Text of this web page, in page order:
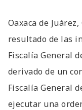
Oaxaca de
resultado de las
Fiscalía General
derivado de un
Fiscalía General
ejecutar una